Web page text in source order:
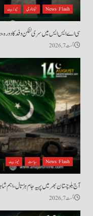
News Flash ٹیکنالوجی نیوز بیٹ
سی اے ایس ایس میں سری لنکن وفد کا دورہ،
اگست 7, 2026
News Flash سیاست نیوز بیٹ
آج بلوچستان بھر میں پہیہ جام ہڑتال، اہم
اگست 7, 2026